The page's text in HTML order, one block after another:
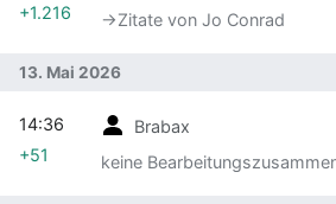
→‎Zitate von Jo Conrad
+1.216
13. Mai 2026
Brabax
keine
14:36
+51